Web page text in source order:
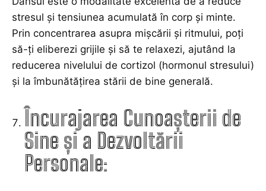
stresul și tensiunea acumulată în corp și minte.
Prin concentrarea asupra mișcării și ritmului, poți
să-ți eliberezi grijile și să te relaxezi, ajutând la
reducerea nivelului de cortizol (hormonul stresului)
și la îmbunătățirea stării de bine generală.
Încurajarea Cunoașterii de
Sine și a Dezvoltării
Personale: